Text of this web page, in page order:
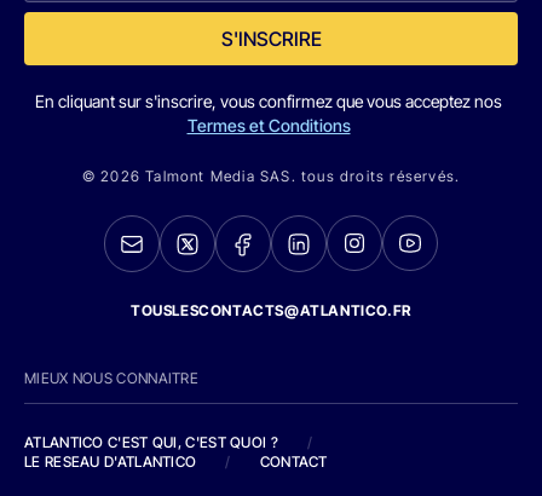
S'INSCRIRE
En cliquant sur s'inscrire, vous confirmez que vous acceptez nos
Termes et Conditions
© 2026 Talmont Media SAS. tous droits réservés.
TOUSLESCONTACTS@ATLANTICO.FR
MIEUX NOUS CONNAITRE
ATLANTICO C'EST QUI, C'EST QUOI ?
/
LE RESEAU D'ATLANTICO
/ CONTACT